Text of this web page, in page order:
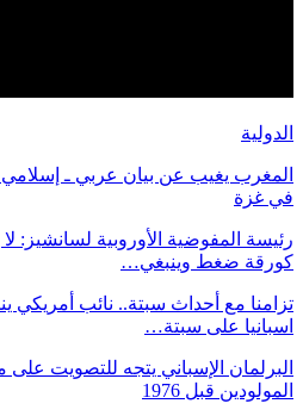
الدولية
المغرب يغيب عن بيان عربي ـ إسلامي
في غزة
رئيسة المفوضية الأوروبية لسانشيز:
كورقة ضغط وينبغي…
تزامنا مع أحداث سبتة.. نائب أمريكي
اسبانيا على سبتة…
البرلمان الإسباني يتجه للتصويت
المولودين قبل 1976